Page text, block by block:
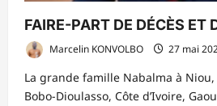
FAIRE-PART DE DÉCÈS ET
Marcelin KONVOLBO 27 mai
La grande famille Nabalma à
Bobo-Dioulasso, Côte d’Ivoire,